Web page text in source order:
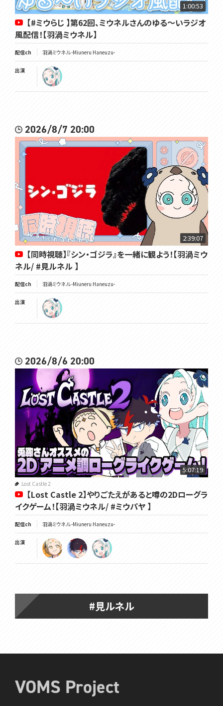
1:00:53
【#ミウらじ 】第62回、ミウネルさんのゆる～いラジオ
風配信！【羽渦ミウネル】
配信ch 羽渦ミウネル -Miuneru Haneuzu-
出演
2026/8/7 20:00
2:39:07
【同時視聴】『シン・ゴジラ』を一緒に観よう！【羽渦ミウ
ネル/ #見ルネル 】
配信ch 羽渦ミウネル -Miuneru Haneuzu-
出演
2026/8/6 20:00
5:07:19
Lost Castle 2
【Lost Castle 2】やりごたえがあると噂の2Dローグラ
イクゲーム！【羽渦ミウネル/ #ミウパヤ 】
配信ch 羽渦ミウネル -Miuneru Haneuzu-
出演
#見ルネル
VOMS Project